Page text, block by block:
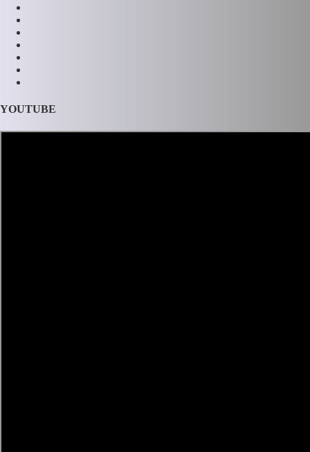
YOUTUBE